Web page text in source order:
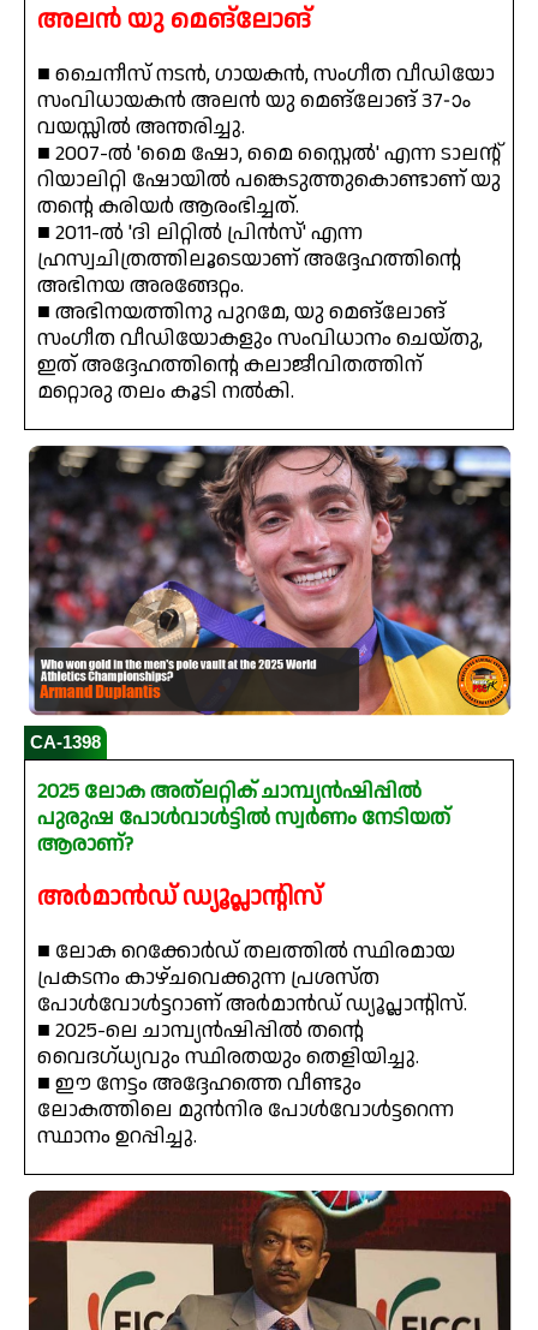
അലൻ യു മെങ്‌ലോങ്
■ ചൈനീസ് നടൻ, ഗായകൻ, സംഗീത വീഡിയോ
സംവിധായകൻ അലൻ യു മെങ്‌ലോങ് 37-ാം
വയസ്സിൽ അന്തരിച്ചു.
■ 2007-ൽ 'മൈ ഷോ, മൈ സ്റ്റൈൽ' എന്ന ടാലന്റ്
റിയാലിറ്റി ഷോയിൽ പങ്കെടുത്തുകൊണ്ടാണ് യു
തന്റെ കരിയർ ആരംഭിച്ചത്.
■ 2011-ൽ 'ദി ലിറ്റിൽ പ്രിൻസ്' എന്ന
ഹ്രസ്വചിത്രത്തിലൂടെയാണ് അദ്ദേഹത്തിന്റെ
അഭിനയ അരങ്ങേറ്റം.
■ അഭിനയത്തിനു പുറമേ, യു മെങ്‌ലോങ്
സംഗീത വീഡിയോകളും സംവിധാനം ചെയ്തു,
ഇത് അദ്ദേഹത്തിന്റെ കലാജീവിതത്തിന്
മറ്റൊരു തലം കൂടി നൽകി.
CA-1398
2025 ലോക അത്ലറ്റിക് ചാമ്പ്യൻഷിപ്പിൽ
പുരുഷ പോൾവാൾട്ടിൽ സ്വർണം നേടിയത്
ആരാണ്?
അർമാൻഡ് ഡ്യൂപ്ലാന്റിസ്
■ ലോക റെക്കോർഡ് തലത്തിൽ സ്ഥിരമായ
പ്രകടനം കാഴ്ചവെക്കുന്ന പ്രശസ്ത
പോൾവോൾട്ടറാണ് അർമാൻഡ് ഡ്യൂപ്ലാന്റിസ്.
■ 2025-ലെ ചാമ്പ്യൻഷിപ്പിൽ തന്റെ
വൈദഗ്ധ്യവും സ്ഥിരതയും തെളിയിച്ചു.
■ ഈ നേട്ടം അദ്ദേഹത്തെ വീണ്ടും
ലോകത്തിലെ മുൻനിര പോൾവോൾട്ടറെന്ന
സ്ഥാനം ഉറപ്പിച്ചു.